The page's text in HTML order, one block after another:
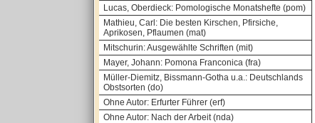
Lucas, Oberdieck: Pomologische Monatshefte (pom)
Mathieu, Carl: Die besten Kirschen, Pfirsiche,
Aprikosen, Pflaumen (mat)
Mitschurin: Ausgewählte Schriften (mit)
Mayer, Johann: Pomona Franconica (fra)
Müller-Diemitz, Bissmann-Gotha u.a.: Deutschlands
Obstsorten (do)
Ohne Autor: Erfurter Führer (erf)
Ohne Autor: Nach der Arbeit (nda)